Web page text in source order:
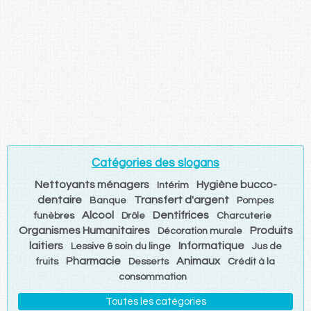
Catégories des slogans
Nettoyants ménagers Intérim
Hygiène bucco-
dentaire
Banque Transfert d'argent
Pompes
funèbres
Alcool Drôle Dentifrices Charcuterie
Organismes Humanitaires Décoration murale
Produits
laitiers
Lessive & soin du linge Informatique
Jus de
fruits
Pharmacie Desserts Animaux
Crédit à la
consommation
Toutes les catégories